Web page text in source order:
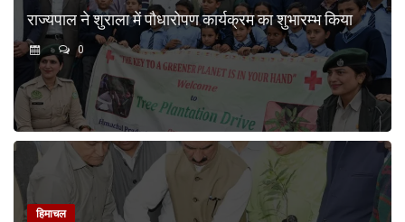
राज्यपाल ने शुराला में पौधारोपण कार्यक्रम का शुभारम्भ किया
0
हिमाचल